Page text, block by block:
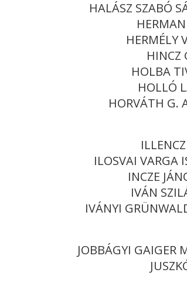
HALÁSZ SZABÓ
HERMÉLY
HINCZ
HOLBA
HOLLÓ
HORVÁTH G.
ILOSVAI VARGA
INCZE
IVÁN
IVÁNYI
JOBBÁGYI GAIGER